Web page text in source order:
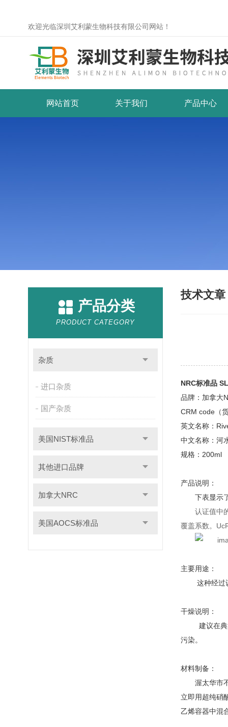
欢迎光临深圳艾利蒙生物科技有限公司网站！
网站首页 关于我们 产品中心
产品分类
PRODUCT CATEGORY
杂质
进口杂质
国产杂质
美国NIST标准品
其他进口品牌
加拿大NRC
美国AOCS标准品
技术文章
NRC标准品
品牌：加拿大
CRM code（
英文名称：
中文名称： 河
规格：200ml
产品说明：
下表显示
认证值中
覆盖系数。
主要用途：
这种经过认
干燥说明：
建议在典型
污染。
材料制备：
渥太华市
立即用超纯硝
乙烯容器中混